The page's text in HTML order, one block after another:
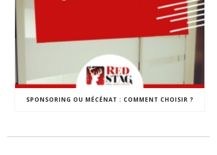
SPONSORING OU MÉCÉNAT : COMMENT CHOISIR ?